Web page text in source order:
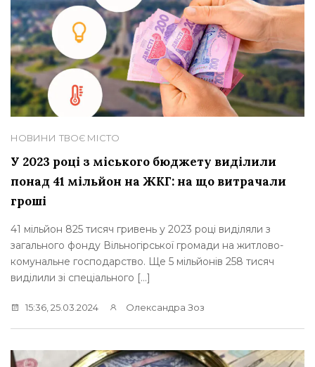
НОВИНИ ТВОЄ МІСТО
У 2023 році з міського бюджету виділили
понад 41 мільйон на ЖКГ: на що витрачали
гроші
41 мільйон 825 тисяч гривень у 2023 році виділяли з
загального фонду Вільногірської громади на житлово-
комунальне господарство. Ще 5 мільйонів 258 тисяч
виділили зі спеціального […]
15:36, 25.03.2024 Олександра Зоз